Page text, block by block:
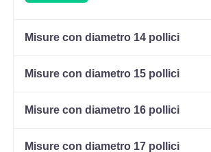
Misure con diametro 14 pollici
Misure con diametro 15 pollici
Misure con diametro 16 pollici
Misure con diametro 17 pollici